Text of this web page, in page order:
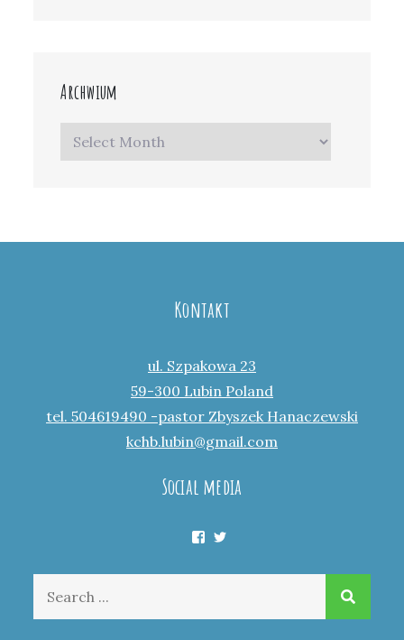
Archwium
Archwium
Kontakt
ul. Szpakowa 23
59-300 Lubin Poland
tel. 504619490 -pastor Zbyszek Hanaczewski
kchb.lubin@gmail.com
Social media
Facebook